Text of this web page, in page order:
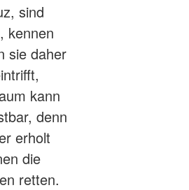
sind
kennen
sie daher
kann
denn
erholt
die
retten.